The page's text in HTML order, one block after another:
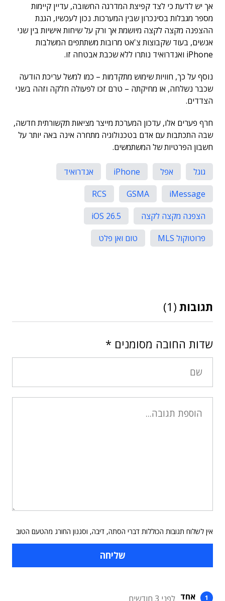
אך יש לדעת כי לצד קפיצת המדרגה החשובה, עדיין קיימות
מספר מגבלות בסינכרון שבין המערכות. נכון לעכשיו, הגנת
ההצפנה מקצה לקצה מיושמת אך ורק על שיחות אישיות בין שני
אנשים, בעוד שקבוצות צ'אט מרובות משתתפים המשלבות
iPhone ואנדרואיד נותרו ללא שכבת אבטחה זו.
נוסף על כך, חוויות שימוש מתקדמות – כמו למשל עריכת הודעה
שכבר נשלחה, או מחיקתה – טרם זכו לפעולה חלקה וזהה בשני
הצדדים.
חרף פערים אלו, עדכון המערכת מייצר מציאות תקשורתית חדשה,
שבה התכתבות עם אדם בטכנולוגיה מתחרה אינה באה יותר על
חשבון הפרטיות של המשתמשים.
גוגל אפל iPhone
אנדרואיד
iMessage
GSMA
RCS
הצפנה מקצה לקצה
iOS 26.5
פרוטוקול MLS
טום ואן פלט
תגובות (1)
שדות החובה מסומנים *
אין לשלוח תגובות הכוללות דברי הסתה, דיבה, וסגנון החורג מהטעם הטוב
אחד לפני 3 חודשים